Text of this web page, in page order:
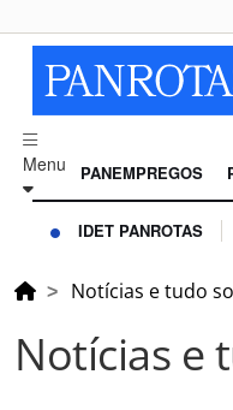
Menu PANEMPREGOS
IDET PANROTAS
Notícias e tudo
Notícias e